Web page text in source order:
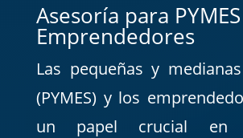
Asesoría para
Emprendedores
Las pequeñas y
(PYMES) y los
un papel crucial en